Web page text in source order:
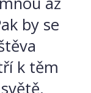
by se
k těm